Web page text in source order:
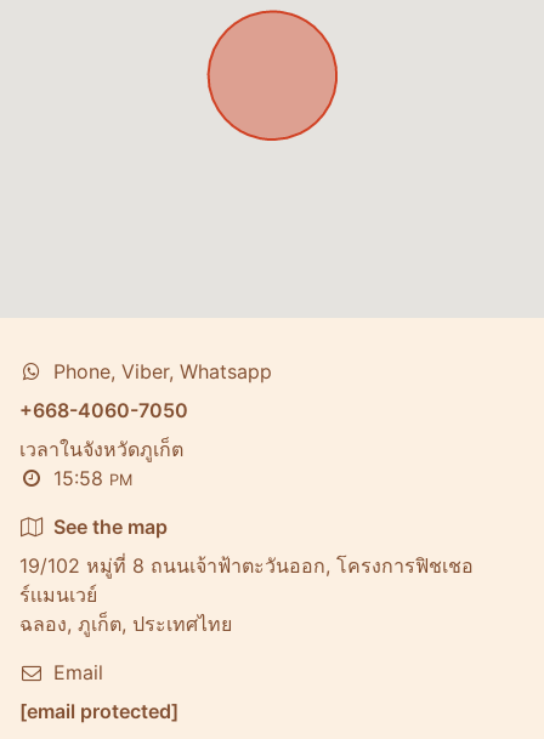
Phone, Viber, Whatsapp
+668-4060-7050
เวลาในจังหวัดภูเก็ต
15:58 PM
See the map
19/102 หมู่ที่ 8 ถนนเจ้าฟ้าตะวันออก, โครงการฟิชเชอ
ร์เเมนเวย์
ฉลอง, ภูเก็ต, ประเทศไทย
Email
[email protected]